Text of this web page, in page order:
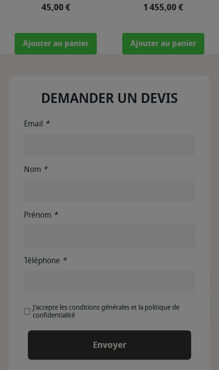
Prix
45,00 €
Ajouter au panier
Prix
1 455,00 €
Ajouter au panier
DEMANDER UN DEVIS
Email *
Nom *
Prénom *
Téléphone *
J'accepte les conditions générales et la politique de
confidentialité